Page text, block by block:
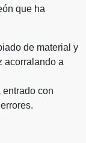
que ha
de material y
acorralando a
con